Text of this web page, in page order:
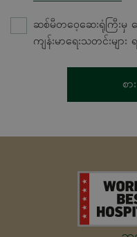
ဆစ်မီတဝေ့ဆေးရုံကြီးမှ
ကျန်းမာရေးသတင်းမျာ
စ